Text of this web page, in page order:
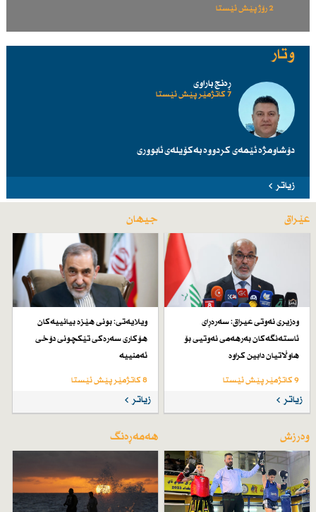
2 رۆژ پێش ئێستا
وتار
ڕەنج باراوی
7 کاتژمێر پێش ئێستا
دۆشاومژە ئێمەی کردووە بەکۆیلەی ئابووری
زیاتر
عێراق
وەزیری نەوتی عیراق: سەرەڕای
ئاستەنگەكان بەرهەمی نەوتیی بۆ
هاوڵاتیان دابین كراوە
9 کاتژمێر پێش ئێستا
زیاتر
جیهان
ویلایەتی: بونی هێزە بیانییەكان
هۆكاری سەرەكی تێكچونی دۆخی
ئەمنییە
8 کاتژمێر پێش ئێستا
زیاتر
وەرزش هەمەڕەنگ